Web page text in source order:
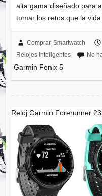
alta gama diseñado para
tomar los retos que la
Comprar-Smartwatch
Relojes Inteligentes
No
Garmin Fenix 5
Reloj Garmin Forerunner